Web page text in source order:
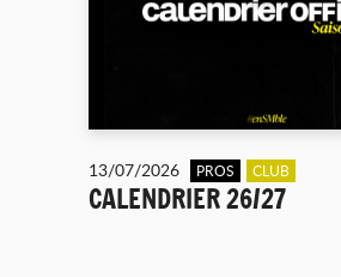
13/07/2026 PROS CLUB
CALENDRIER 26/27